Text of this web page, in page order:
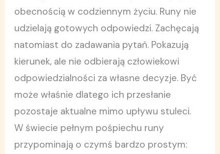
obecnością w codziennym życiu. Runy nie
udzielają gotowych odpowiedzi. Zachęcają
natomiast do zadawania pytań. Pokazują
kierunek, ale nie odbierają człowiekowi
odpowiedzialności za własne decyzje. Być
może właśnie dlatego ich przesłanie
pozostaje aktualne mimo upływu stuleci.
W świecie pełnym pośpiechu runy
przypominają o czymś bardzo prostym: